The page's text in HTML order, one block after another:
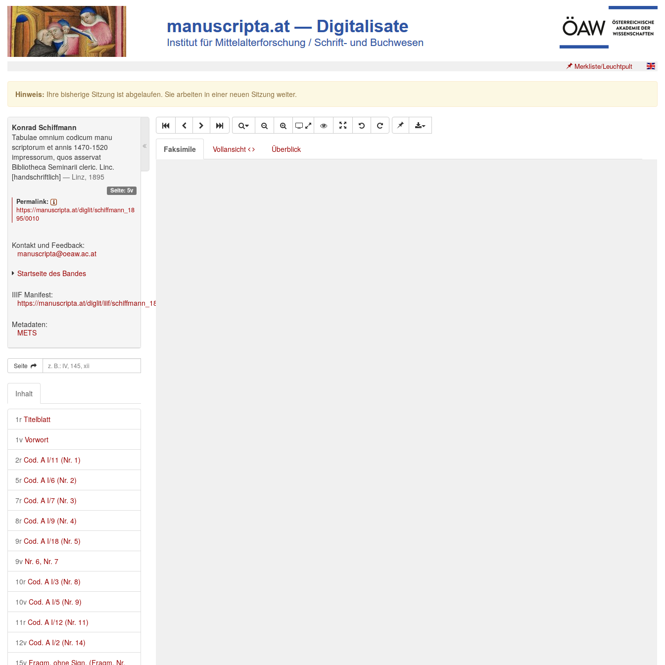
Merkliste/Leuchtpult
Hinweis: Ihre bisherige Sitzung ist abgelaufen. Sie arbeiten in einer neuen Sitzung weiter.
Konrad Schiffmann
Tabulae omnium codicum manu
scriptorum et annis 1470-1520
impressorum, quos asservat
Bibliotheca Seminarii cleric. Linc.
[handschriftlich] — Linz, 1895
Seite: 5v
Permalink:
https://manuscripta.at/diglit/schiffmann_18
95/0010
Kontakt und Feedback:
manuscripta@oeaw.ac.at
Startseite des Bandes
IIIF Manifest:
https://manuscripta.at/diglit/iiif/schiffmann_1895/manifest.json
Metadaten:
METS
Seite
Inhalt
1r Titelblatt
1v Vorwort
2r Cod. A I/11 (Nr. 1)
5r Cod. A I/6 (Nr. 2)
7r Cod. A I/7 (Nr. 3)
8r Cod. A I/9 (Nr. 4)
9r Cod. A I/18 (Nr. 5)
9v Nr. 6, Nr. 7
10r Cod. A I/3 (Nr. 8)
10v Cod. A I/5 (Nr. 9)
11r Cod. A I/12 (Nr. 11)
12v Cod. A I/2 (Nr. 14)
15v Fragm. ohne Sign. (Fragm. Nr.
Faksimile Vollansicht Überblick